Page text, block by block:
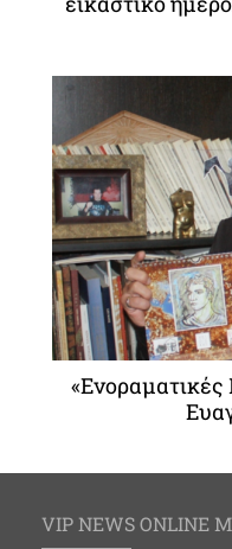
VIP NEWS ONLINE